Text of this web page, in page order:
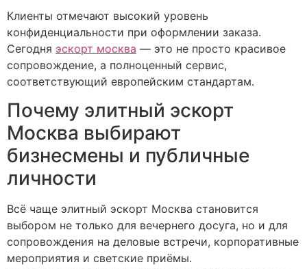
Клиенты отмечают высокий уровень
конфиденциальности при оформлении заказа.
Сегодня эскорт москва — это не просто красивое
сопровождение, а полноценный сервис,
соответствующий европейским стандартам.
Почему элитный эскорт
Москва выбирают
бизнесмены и публичные
личности
Всё чаще элитный эскорт Москва становится
выбором не только для вечернего досуга, но и для
сопровождения на деловые встречи, корпоративные
мероприятия и светские приёмы.